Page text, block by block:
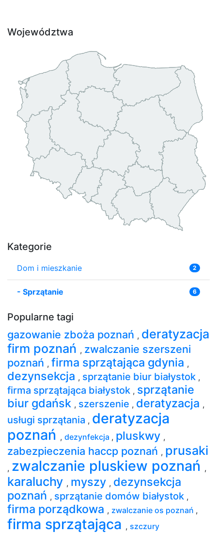
Województwa
Kategorie
Dom i mieszkanie 2
- Sprzątanie 6
Popularne tagi
gazowanie zboża poznań , deratyzacja
firm poznań , zwalczanie szerszeni
poznań , firma sprzątająca gdynia ,
dezynsekcja , sprzątanie biur białystok ,
firma sprzątająca białystok , sprzątanie
biur gdańsk , szerszenie , deratyzacja ,
usługi sprzątania , deratyzacja
poznań , dezynfekcja , pluskwy ,
zabezpieczenia haccp poznań , prusaki
, zwalczanie pluskiew poznań ,
karaluchy , myszy , dezynsekcja
poznań , sprzątanie domów białystok ,
firma porządkowa , zwalczanie os poznań ,
firma sprzątająca , szczury